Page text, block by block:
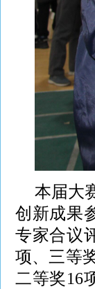
本届大
创新成果
专家合议
项、三等
二等奖16